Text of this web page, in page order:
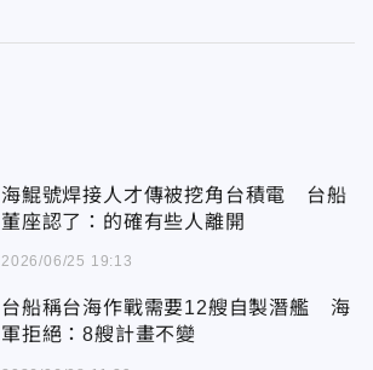
海鯤號焊接人才傳被挖角台積電 台船
董座認了：的確有些人離開
2026/06/25 19:13
台船稱台海作戰需要12艘自製潛艦 海
軍拒絕：8艘計畫不變